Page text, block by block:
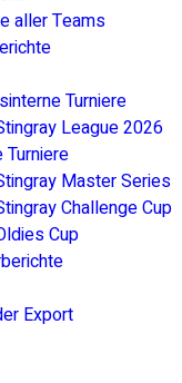
aller Teams
Turniere
League 2026
Turniere
Master Series
Challenge Cup
Cup
Export